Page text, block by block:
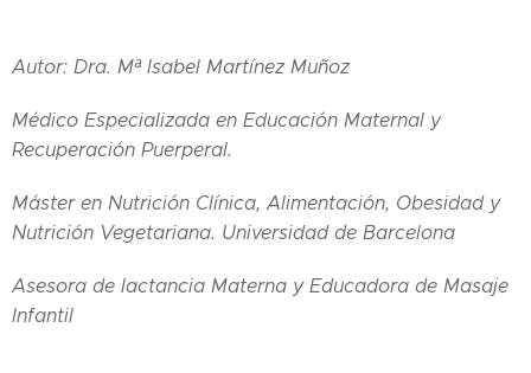
Autor: Dra. Mª Isabel Martínez Muñoz
Médico Especializada en Educación Maternal y
Recuperación Puerperal.
Máster en Nutrición Clínica, Alimentación, Obesidad y
Nutrición Vegetariana. Universidad de Barcelona
Asesora de lactancia Materna y Educadora de Masaje
Infantil